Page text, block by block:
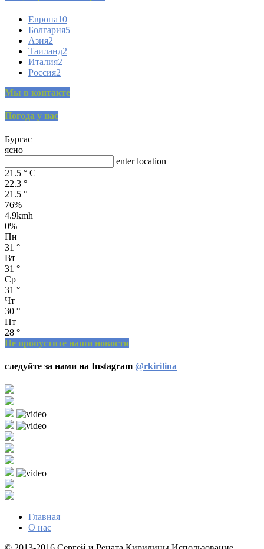
Европа10
Болгария5
Азия2
Таиланд2
Италия2
Россия2
Мы в контакте
Погода у нас
Бургас
ясно
enter location
21.5 ° C
22.3 °
21.5 °
76%
4.9kmh
0%
Пн
31 °
Вт
31 °
Ср
31 °
Чт
30 °
Пт
28 °
Не пропустите наши новости
следуйте за нами на Instagram @rkirilina
Главная
О нас